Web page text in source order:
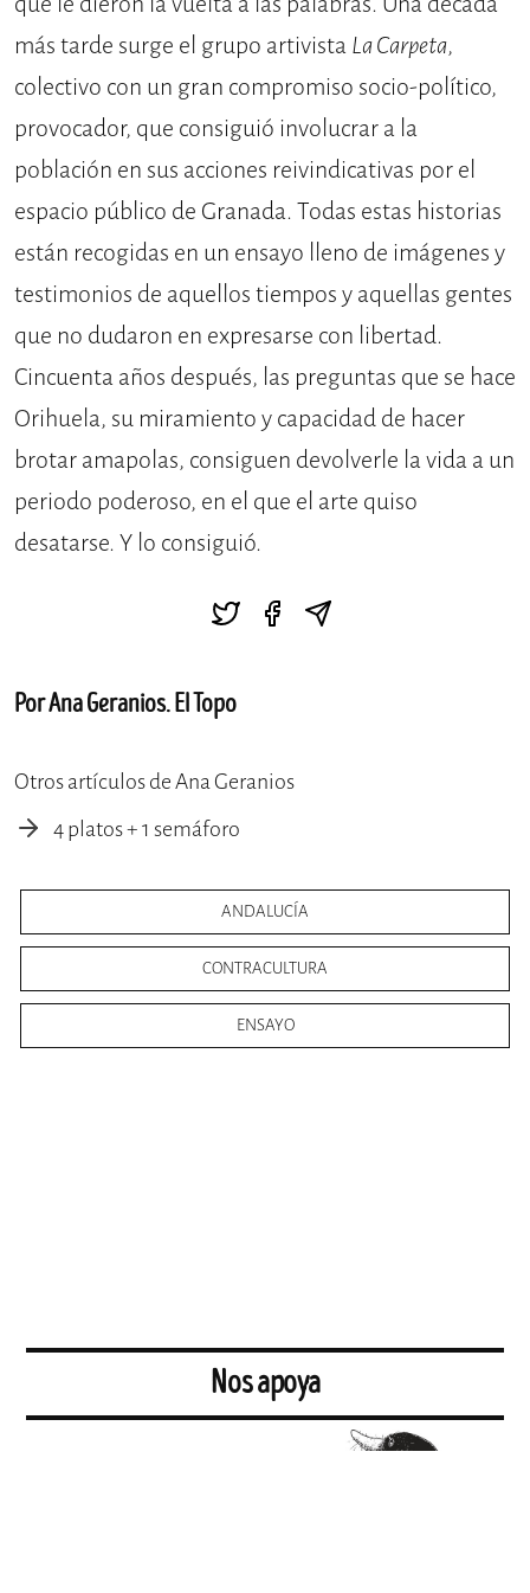
más tarde surge el grupo artivistaLa Carpeta,
colectivo con un gran compromiso socio-político,
provocador, que consiguió involucrar a la
población en sus acciones reivindicativas por el
espacio público de Granada. Todas estas historias
están recogidas en un ensayo lleno de imágenes y
testimonios de aquellos tiempos y aquellas gentes
que no dudaron en expresarse con libertad.
Cincuenta años después, las preguntas que se hace
Orihuela, su miramiento y capacidad de hacer
brotar amapolas, consiguen devolverle la vida a un
periodo poderoso, en el que el arte quiso
desatarse. Y lo consiguió.
Por Ana Geranios. El Topo
Otros artículos de Ana Geranios
4 platos + 1 semáforo
ANDALUCÍA
CONTRACULTURA
ENSAYO
Nos apoya